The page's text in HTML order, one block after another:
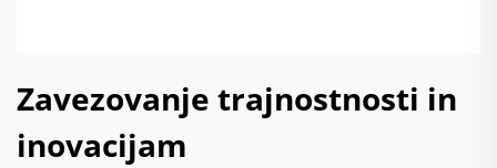
Zavezovanje trajnostnosti in
inovacijam